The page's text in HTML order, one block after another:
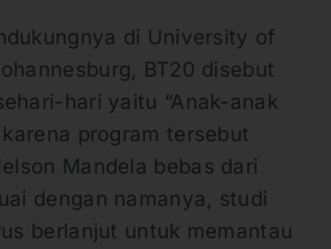
di University of
BT20 disebut
hari yaitu “Anak-anak
program tersebut
Mandela bebas dari
dengan namanya, studi
berlanjut untuk memantau